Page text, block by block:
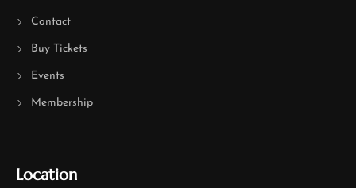
Contact
Buy Tickets
Events
Membership
Location